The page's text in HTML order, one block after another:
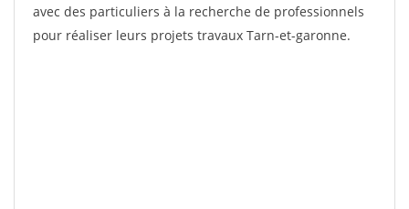
avec des particuliers à la recherche de professionnels
pour réaliser leurs projets travaux Tarn-et-garonne.